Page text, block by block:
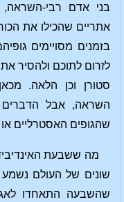
בני אדם רבי-השראה,
אתריים שהכילו את
בזמנים מסויימים
לזרום לתוכם ולהסיר
סטורן וכן הלאה.
השראה, אבל
שהגופים האסטרליים
מה ששבעת
שונים של העולם
שהשבעה התאחדו